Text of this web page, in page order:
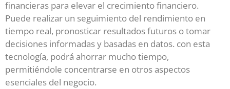
financieras para elevar el crecimiento financiero.
Puede realizar un seguimiento del rendimiento en
tiempo real, pronosticar resultados futuros o tomar
decisiones informadas y basadas en datos. con esta
tecnología, podrá ahorrar mucho tiempo,
permitiéndole concentrarse en otros aspectos
esenciales del negocio.